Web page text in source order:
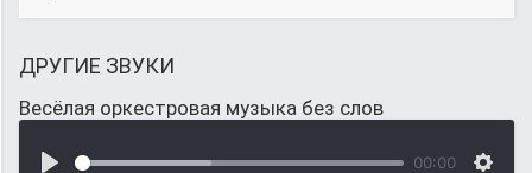
ДРУГИЕ ЗВУКИ
Весёлая оркестровая музыка без слов
00:00